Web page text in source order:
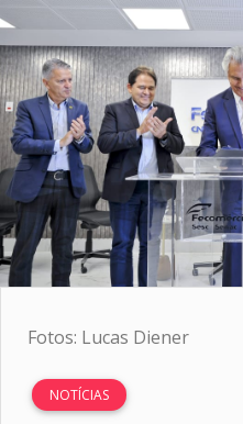
Fotos: Lucas Diener
NOTÍCIAS